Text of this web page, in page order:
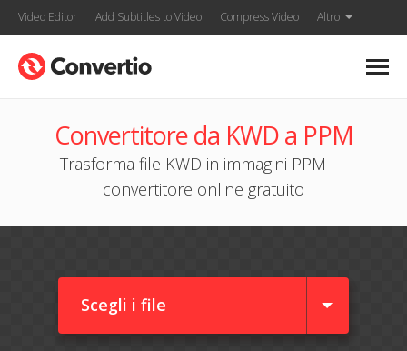
Video Editor Add Subtitles to Video Compress Video Altro
Convertitore da KWD a PPM
Trasforma file KWD in immagini PPM —
convertitore online gratuito
Scegli i file